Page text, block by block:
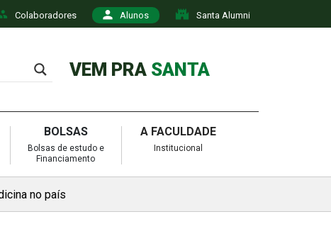
Colaboradores Alunos Santa Alumni
VEM PRA SANTA
BOLSAS
Bolsas de estudo e
Financiamento
A FACULDADE
Institucional
no país